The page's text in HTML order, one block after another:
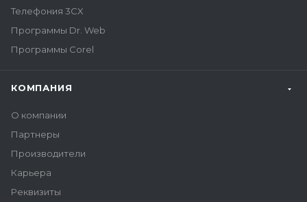
Телефония 3CX
Программы Dr. Web
Программы Corel
КОМПАНИЯ
О компании
Партнеры
Производители
Карьера
Реквизиты